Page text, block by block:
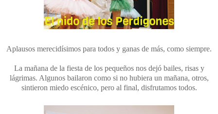
Aplausos merecidísimos para todos y ganas de más, como siempre.
La mañana de la fiesta de los pequeños nos dejó bailes, risas y
lágrimas. Algunos bailaron como si no hubiera un mañana, otros,
sintieron miedo escénico, pero al final, disfrutamos todos.